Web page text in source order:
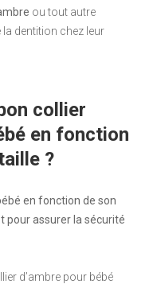
ou tout autre
dentition chez leur
collier
en fonction
?
en fonction de son
pour assurer la sécurité
d’ambre pour bébé